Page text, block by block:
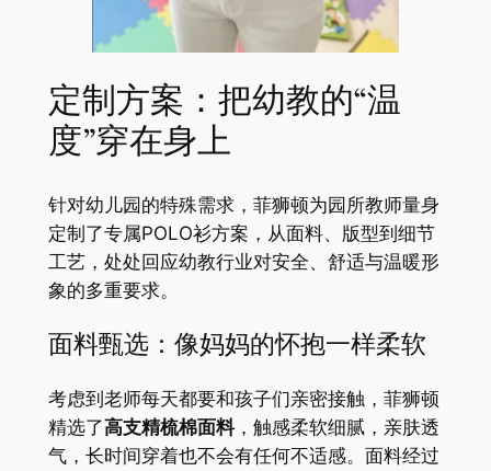
定制方案：把幼教的“温
度”穿在身上
针对幼儿园的特殊需求，菲狮顿为园所教师量身
定制了专属POLO衫方案，从面料、版型到细节
工艺，处处回应幼教行业对安全、舒适与温暖形
象的多重要求。
面料甄选：像妈妈的怀抱一样柔软
考虑到老师每天都要和孩子们亲密接触，菲狮顿
精选了高支精梳棉面料，触感柔软细腻，亲肤透
气，长时间穿着也不会有任何不适感。面料经过